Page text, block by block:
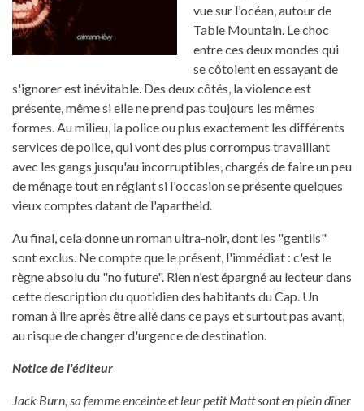
vue sur l'océan, autour de
Table Mountain. Le choc
entre ces deux mondes qui
se côtoient en essayant de
s'ignorer est inévitable. Des deux côtés, la violence est
présente, même si elle ne prend pas toujours les mêmes
formes. Au milieu, la police ou plus exactement les différents
services de police, qui vont des plus corrompus travaillant
avec les gangs jusqu'au incorruptibles, chargés de faire un peu
de ménage tout en réglant si l'occasion se présente quelques
vieux comptes datant de l'apartheid.
Au final, cela donne un roman ultra-noir, dont les "gentils"
sont exclus. Ne compte que le présent, l'immédiat : c'est le
règne absolu du "no future". Rien n'est épargné au lecteur dans
cette description du quotidien des habitants du Cap. Un
roman à lire après être allé dans ce pays et surtout pas avant,
au risque de changer d'urgence de destination.
Notice de l'éditeur
Jack Burn, sa femme enceinte et leur petit Matt sont en plein dîner